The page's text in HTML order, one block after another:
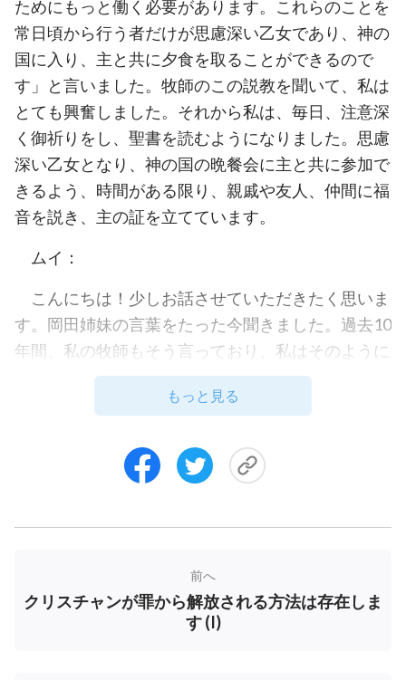
ためにもっと働く必要があります。これらのことを
常日頃から行う者だけが思慮深い乙女であり、神の
国に入り、主と共に夕食を取ることができるので
す」と言いました。牧師のこの説教を聞いて、私は
とても興奮しました。それから私は、毎日、注意深
く御祈りをし、聖書を読むようになりました。思慮
深い乙女となり、神の国の晩餐会に主と共に参加で
きるよう、時間がある限り、親戚や友人、仲間に福
音を説き、主の証を立てています。
ムイ：
こんにちは！少しお話させていただきたく思いま
す。岡田姉妹の言葉をたった今聞きました。過去10
年間、私の牧師もそう言っており、私はそのように
いつも実践してきました。しかし、その後、何かが
おかしいと感じるようになりました。私達はこれら
うか？思慮深い乙女とは、主が再来されたときに、
積極的に外へ出て、主を迎えることができることを
に過ぎていきました。主の再来に関する預言が基本
それは主がいつ何時でも再来し、私達を神の国に連
れて行ってくださることを示しており、とても心配
しています。そこで、イエス様が再来した際にお迎
もっと見る
前へ
クリスチャンが罪から解放される方法は存在しま
す (I)